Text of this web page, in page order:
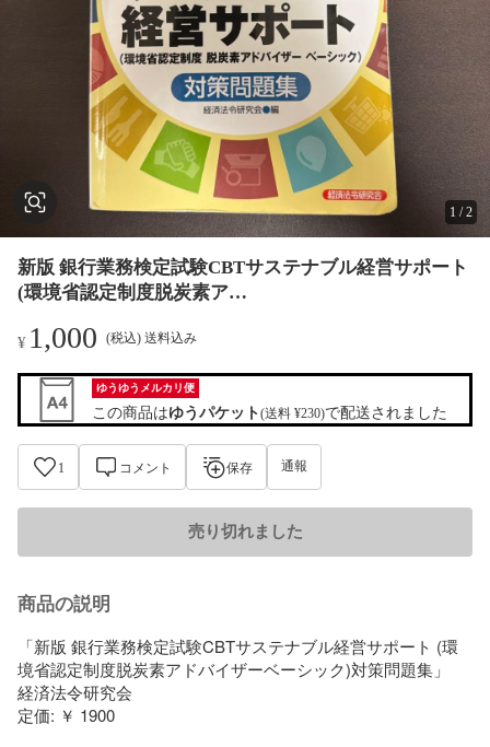
1 /2
新版 銀行業務検定試験CBTサステナブル経営サポート
(環境省認定制度脱炭素ア…
¥ 1,000 (税込) 送料込み
ゆうゆうメルカリ便
この商品はゆうパケット(送料 ¥230)で配送されました
1 コメント 保存 通報
売り切れました
商品の説明
「新版 銀行業務検定試験CBTサステナブル経営サポート (環
境省認定制度脱炭素アドバイザーベーシック)対策問題集」
経済法令研究会
定価: ￥ 1900